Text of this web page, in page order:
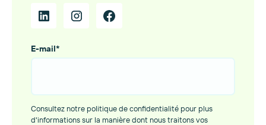
E-mail*
Consultez notre politique de confidentialité pour plus
d'informations sur la manière dont nous traitons vos